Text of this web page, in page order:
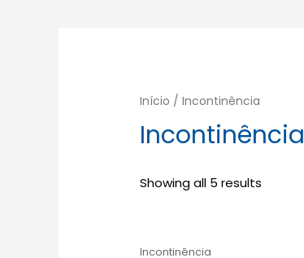
Início / Incontinência
Incontinência
Showing all 5 results
Incontinência